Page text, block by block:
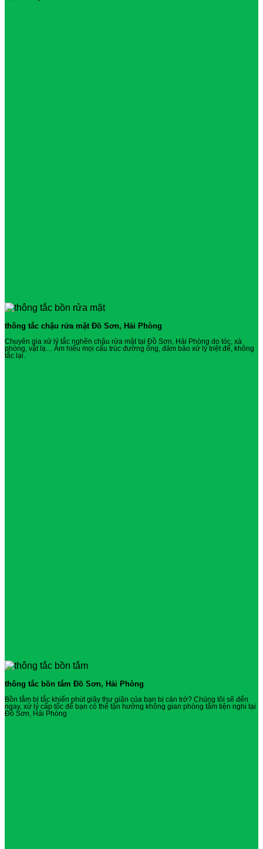
thông tắc chậu rửa mặt Đồ Sơn, Hải Phòng
Chuyên gia xử lý tắc nghẽn chậu rửa mặt tại Đồ Sơn, Hải Phòng do tóc, xà
phòng, vật lạ… Am hiểu mọi cấu trúc đường ống, đảm bảo xử lý triệt để, không
tắc lại.
thông tắc bồn tắm Đồ Sơn, Hải Phòng
Bồn tắm bị tắc khiến phút giây thư giãn của bạn bị cản trở? Chúng tôi sẽ đến
ngay, xử lý cấp tốc để bạn có thể tận hưởng không gian phòng tắm tiện nghi tại
Đồ Sơn, Hải Phòng